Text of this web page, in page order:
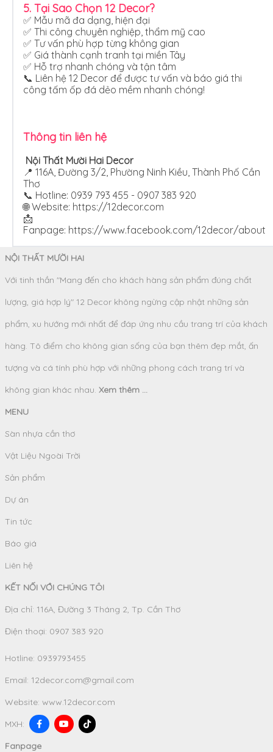
5. Tại Sao Chọn 12 Decor?
✅ Mẫu mã đa dạng, hiện đại
✅ Thi công chuyên nghiệp, thẩm mỹ cao
✅ Tư vấn phù hợp từng không gian
✅ Giá thành cạnh tranh tại miền Tây
✅ Hỗ trợ nhanh chóng và tận tâm
📞 Liên hệ 12 Decor để được tư vấn và báo giá thi
công tấm ốp đá dẻo mềm nhanh chóng!
Thông tin liên hệ
Nội Thất Mười Hai Decor
📍 116A, Đường 3/2, Phường Ninh Kiều, Thành Phố Cần
Thơ
📞 Hotline: 0939 793 455 - 0907 383 920
🌐 Website: https://12decor.com
📩
Fanpage: https://www.facebook.com/12decor/about
NỘI THẤT MƯỜI HAI
Với tinh thần "Mang đến cho khách hàng sản phẩm đúng chất
lượng, giá hợp lý" 12 Decor không ngừng cập nhật những sản
phẩm, xu hướng mới nhất để đáp ứng nhu cầu trang trí của khách
hàng. Tô điểm cho không gian sống của bạn thêm đẹp mắt, ấn
tượng và cá tính phù hợp với những phong cách trang trí và
không gian khác nhau. Xem thêm ...
MENU
Sàn nhựa cần thơ
Vật Liệu Ngoài Trời
Sản phẩm
Dự án
Tin tức
Báo giá
Liên hệ
KẾT NỐI VỚI CHÚNG TÔI
Địa chỉ: 116A, Đường 3 Tháng 2, Tp. Cần Thơ
Điện thoại: 0907 383 920
Hotline: 0939793455
Email: 12decor.com@gmail.com
Website: www.12decor.com
MXH:
Fanpage